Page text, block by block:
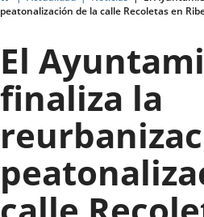
de
Valladolid
peatonalización de la calle Recoletas en
El
finaliza la